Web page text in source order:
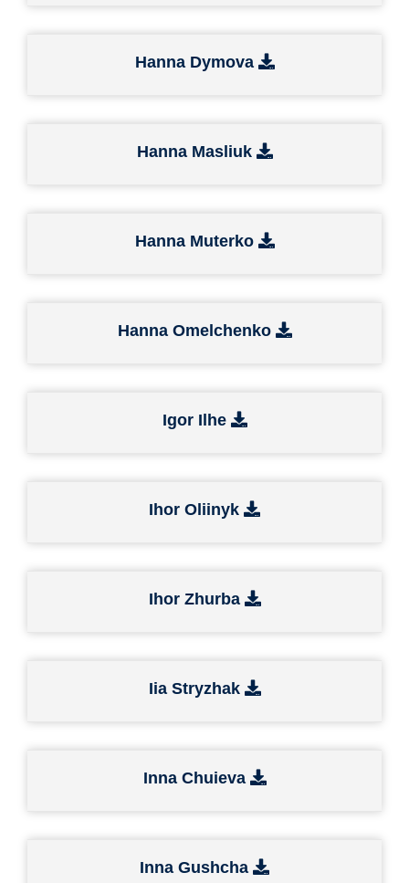
Hanna Dymova
Hanna Masliuk
Hanna Muterko
Hanna Omelchenko
Igor Ilhe
Ihor Oliinyk
Ihor Zhurba
Iia Stryzhak
Inna Chuieva
Inna Gushcha